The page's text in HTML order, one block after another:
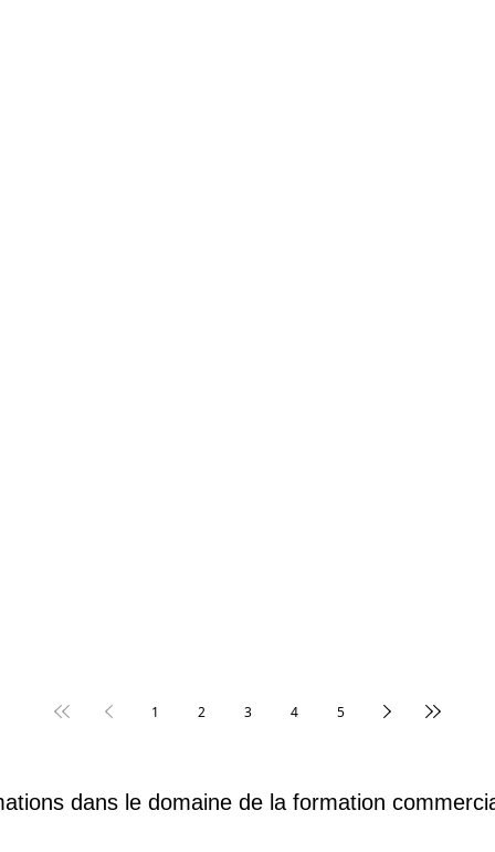
1 2 3 4 5
dans le domaine de la formation